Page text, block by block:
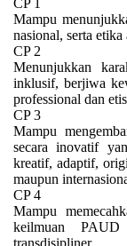
CP 1
Mampu
nasional, serta
CP 2
Menunjukkan
inklusif, berjiwa
professional dan etis
CP 3
Mampu
secara inovatif
kreatif, adaptif,
maupun
CP 4
Mampu
keilmuan
transdisipliner.